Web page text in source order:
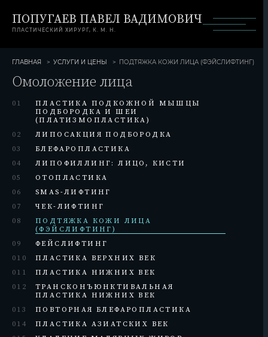
ПОПУГАЕВ ПАВЕЛ ВАДИМОВИЧ
ПЛАСТИЧЕСКИЙ ХИРУРГ, К. М. Н.
ГЛАВНАЯ УСЛУГИ И ЦЕНЫ ПОДТЯЖКА КОЖИ ЛИЦА (ФЭЙСЛИФТИНГ)
Омоложение лица
01
ПЛАСТИКА ПОДКОЖНОЙ МЫШЦЫ
ПОДБОРОДКА И ШЕИ
(ПЛАТИЗМОПЛАСТИКА)
02
ЛИПОСАКЦИЯ ПОДБОРОДКА
03
БЛЕФАРОПЛАСТИКА
04
ЛИПОФИЛЛИНГ: ЛИЦО, КИСТИ
05
ОТОПЛАСТИКА
06
SMAS-ЛИФТИНГ
07
ЧЕК-ЛИФТИНГ
08
ПОДТЯЖКА КОЖИ ЛИЦА
(ФЭЙСЛИФТИНГ)
09
ФЕЙСЛИФТИНГ
010
ПЛАСТИКА ВЕРХНИХ ВЕК
011
ПЛАСТИКА НИЖНИХ ВЕК
012
ТРАНСКОНЪЮНКТИВАЛЬНАЯ
ПЛАСТИКА НИЖНИХ ВЕК
013
ПОВТОРНАЯ БЛЕФАРОПЛАСТИКА
014
ПЛАСТИКА АЗИАТСКИХ ВЕК